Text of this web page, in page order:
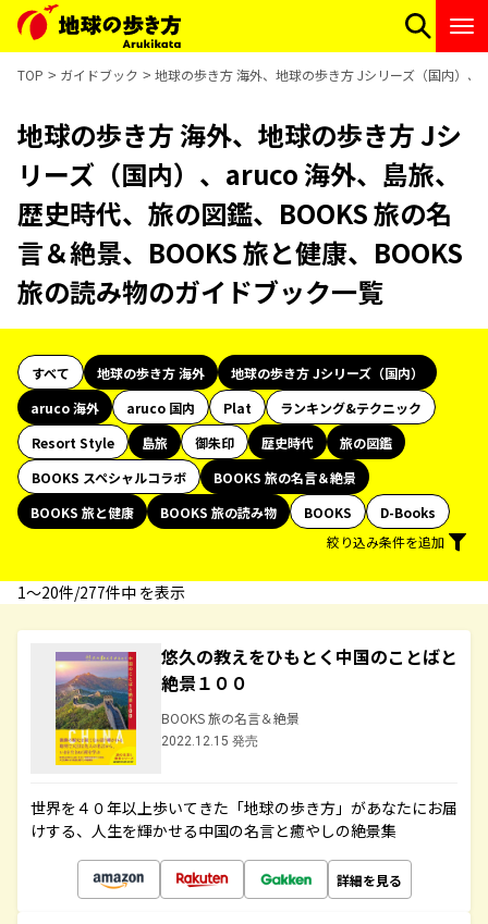
TOP ガイドブック 地球の歩き方 海外、地球の歩き方 Jシリーズ（国内）
地球の歩き方 海外、地球の歩き方 Jシ
リーズ（国内）、aruco 海外、島旅、
歴史時代、旅の図鑑、BOOKS 旅の名
言＆絶景、BOOKS 旅と健康、BOOKS
旅の読み物のガイドブック一覧
すべて 地球の歩き方 海外
地球の歩き方 Jシリーズ（国内）
aruco 海外
aruco 国内 Plat
ランキング&テクニック
Resort Style
島旅 御朱印 歴史時代
旅の図鑑
BOOKS スペシャルコラボ
BOOKS 旅の名言＆絶景
BOOKS 旅と健康
BOOKS 旅の読み物 BOOKS
D-Books
絞り込み条件を追加
1〜20件/277件中 を表示
悠久の教えをひもとく中国のことばと
絶景１００
BOOKS 旅の名言＆絶景
2022.12.15 発売
世界を４０年以上歩いてきた「地球の歩き方」があなたにお届
けする、人生を輝かせる中国の名言と癒やしの絶景集
詳細を見る